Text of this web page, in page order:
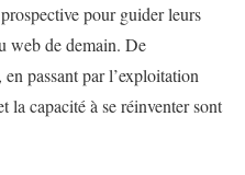
pour guider leurs
web de demain. De
passant par l’exploitation
la capacité à se réinventer sont